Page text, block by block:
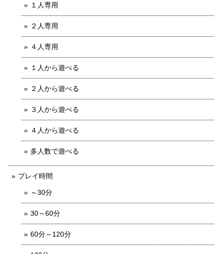
１人専用
２人専用
４人専用
１人から遊べる
２人から遊べる
３人から遊べる
４人から遊べる
多人数で遊べる
プレイ時間
～30分
30～60分
60分～120分